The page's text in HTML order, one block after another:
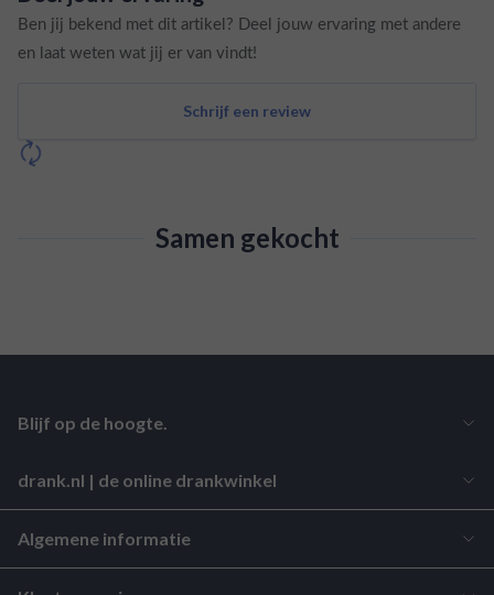
Ben jij bekend met dit artikel? Deel jouw ervaring met andere
en laat weten wat jij er van vindt!
Schrijf een review
Samen gekocht
drank.nl | de online drankwinkel
Algemene informatie
Blijf op de hoogte.